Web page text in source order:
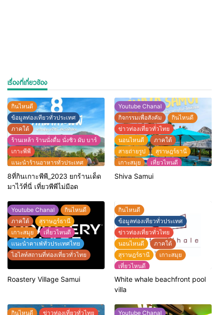
เรื่องที่เกี่ยวข้อง
กินไหนดี
ข้อมูลท่องเทียวทั่วประเทศ
ภาคใต้
ร้านเหล้า ร้านนั่งดื่ม นั่งชิว ผับ บาร์
เกาะพีพี
แนะนำร้านอาหารทั่วประเทศ
ไฮไลท์สถานที่ท่องเที่ยวทั่วไทย
8ที่กินเกาะพีพี_2023 ยกร้านเด็ด
มาไว้ที่นี่ เที่ยวพีพีไม่มีอด
Youtube Chanal
กิจกรรมเพื่อสังคัม
กินไหนดี
ข่าวท่องเที่ยวทั่วไทย
นอนไหนดี
ภาคใต้
สายถ่ายรูป
สุราษฎร์ธานี
เกาะสมุย
เที่ยวไหนดี
แนะนำที่พักทั่วประเทศไทย
Shiva Samui
Youtube Chanal
กินไหนดี
ภาคใต้
สุราษฎร์ธานี
เกาะสมุย
เที่ยวไหนดี
เเนะนำคาเฟ่ทั่วประเทศไทย
ไฮไลท์สถานที่ท่องเที่ยวทั่วไทย
Roastery Village Samui
กินไหนดี
ข้อมูลท่องเทียวทั่วประเทศ
ข่าวท่องเที่ยวทั่วไทย
นอนไหนดี
ภาคใต้
สุราษฎร์ธานี
เกาะสมุย
เที่ยวไหนดี
แนะนำที่พักทั่วประเทศไทย
แนะนำร้านอาหารทั่วประเทศ
White whale beachfront pool
villa
กินไหนดี
ข่าวท่องเที่ยวทั่วไทย
Youtube Chanal